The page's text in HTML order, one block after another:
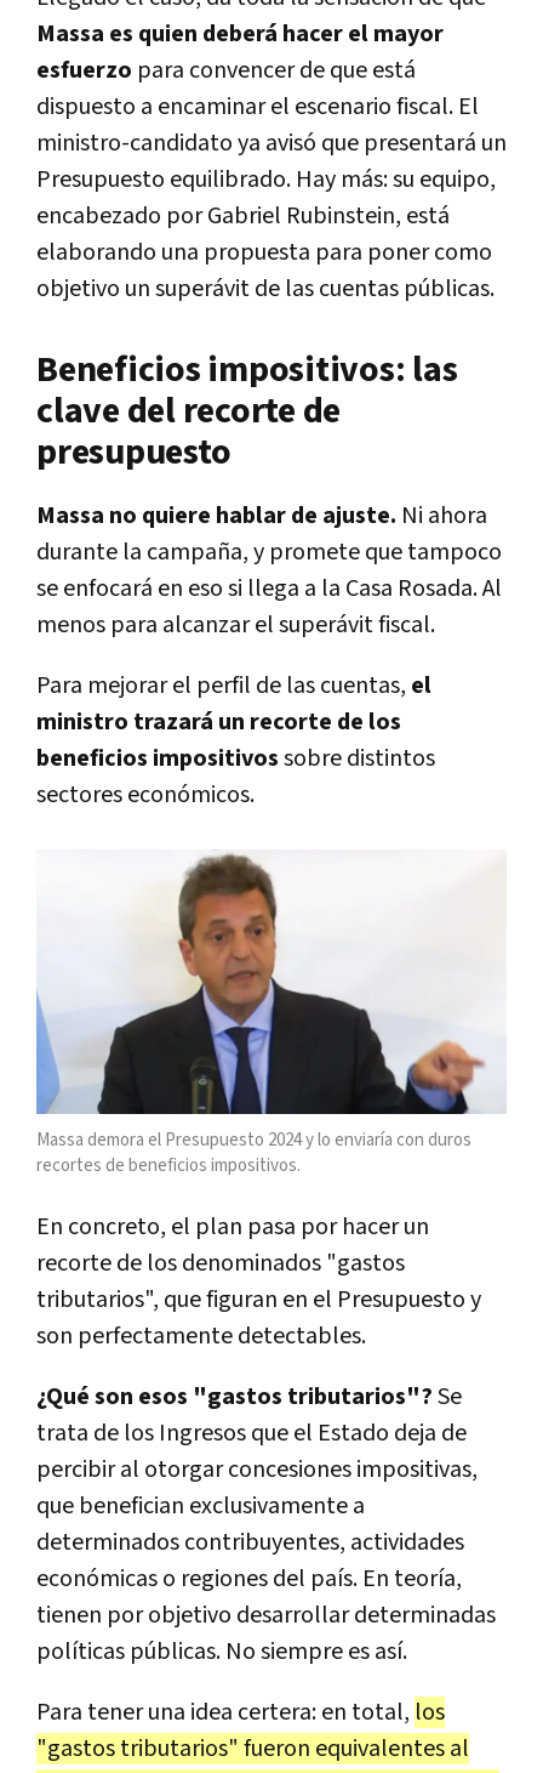
Massa es quien deberá hacer el mayor
esfuerzo para convencer de que está
dispuesto a encaminar el escenario fiscal. El
ministro-candidato ya avisó que presentará un
Presupuesto equilibrado. Hay más: su equipo,
encabezado por Gabriel Rubinstein, está
elaborando una propuesta para poner como
objetivo un superávit de las cuentas públicas.
Beneficios impositivos: las
clave del recorte de
presupuesto
Massa no quiere hablar de ajuste. Ni ahora
durante la campaña, y promete que tampoco
se enfocará en eso si llega a la Casa Rosada. Al
menos para alcanzar el superávit fiscal.
Para mejorar el perfil de las cuentas, el
ministro trazará un recorte de los
beneficios impositivossobre distintos
sectores económicos.
Massa demora el Presupuesto 2024 y lo enviaría con duros
recortes de beneficios impositivos.
En concreto, el plan pasa por hacer un
recorte de los denominados "gastos
tributarios", que figuran en el Presupuesto y
son perfectamente detectables.
¿Qué son esos "gastos tributarios"?Se
trata de los Ingresos que el Estado deja de
percibir al otorgar concesiones impositivas,
que benefician exclusivamente a
determinados contribuyentes, actividades
económicas o regiones del país. En teoría,
tienen por objetivo desarrollar determinadas
políticas públicas. No siempre es así.
Para tener una idea certera: en total, los
"gastos tributarios" fueron equivalentes al